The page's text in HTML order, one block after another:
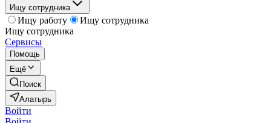
Ищу сотрудника
Ищу работу
Ищу сотрудника
Ищу сотрудника
Сервисы
Помощь
Ещё
Поиск
Алатырь
Войти